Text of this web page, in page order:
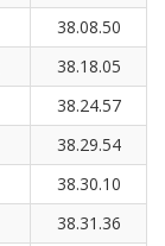
38.08.50
38.18.05
38.24.57
38.29.54
38.30.10
38.31.36